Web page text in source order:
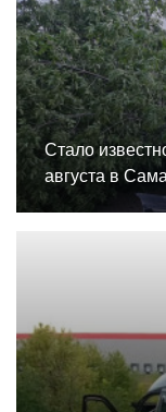
Стало
августа в